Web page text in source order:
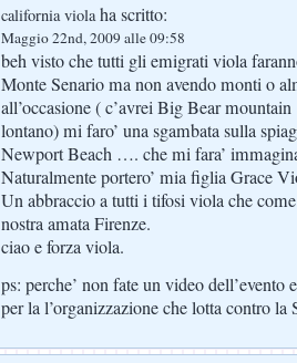
california violaha scritto:
Maggio 22nd, 2009 alle 09:58
beh visto che tutti gli emigrati viola
Monte Senario ma non avendo monti o
all’occasione ( c’avrei Big Bear
lontano) mi faro’ una sgambata sulla
Newport Beach …. che mi fara’
Naturalmente portero’ mia figlia Grace
Un abbraccio a tutti i tifosi viola che
nostra amata Firenze.
ciao e forza viola.
ps: perche’ non fate un video dell’evento
per la l’organizzazione che lotta contro la